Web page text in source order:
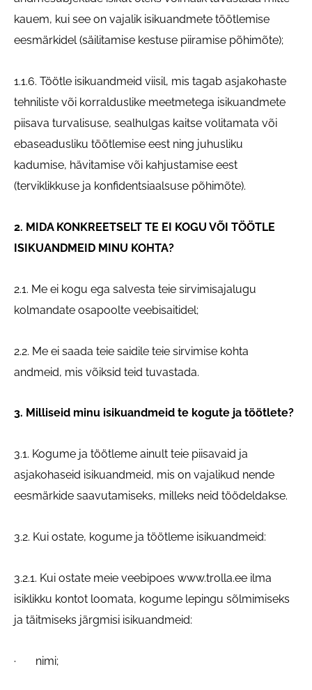
kauem, kui see on vajalik isikuandmete töötlemise
eesmärkidel (säilitamise kestuse piiramise põhimõte);
1.1.6. Töötle isikuandmeid viisil, mis tagab asjakohaste
tehniliste või korralduslike meetmetega isikuandmete
piisava turvalisuse, sealhulgas kaitse volitamata või
ebaseadusliku töötlemise eest ning juhusliku
kadumise, hävitamise või kahjustamise eest
(terviklikkuse ja konfidentsiaalsuse põhimõte).
2. MIDA KONKREETSELT TE EI KOGU VÕI TÖÖTLE
ISIKUANDMEID MINU KOHTA?
2.1. Me ei kogu ega salvesta teie sirvimisajalugu
kolmandate osapoolte veebisaitidel;
2.2. Me ei saada teie saidile teie sirvimise kohta
andmeid, mis võiksid teid tuvastada.
3. Milliseid minu isikuandmeid te kogute ja töötlete?
3.1. Kogume ja töötleme ainult teie piisavaid ja
asjakohaseid isikuandmeid, mis on vajalikud nende
eesmärkide saavutamiseks, milleks neid töödeldakse.
3.2. Kui ostate, kogume ja töötleme isikuandmeid:
3.2.1. Kui ostate meie veebipoes www.trolla.ee ilma
isiklikku kontot loomata, kogume lepingu sõlmimiseks
ja täitmiseks järgmisi isikuandmeid:
· nimi;